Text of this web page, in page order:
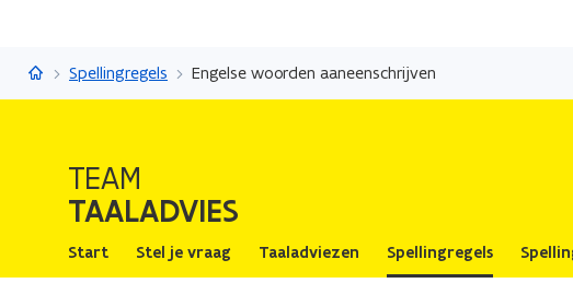
TaaladviesSpellingregels Engelse woorden aaneenschrijven
TEAM
TAALADVIES
Start Stel je vraag Taaladviezen Spellingregels